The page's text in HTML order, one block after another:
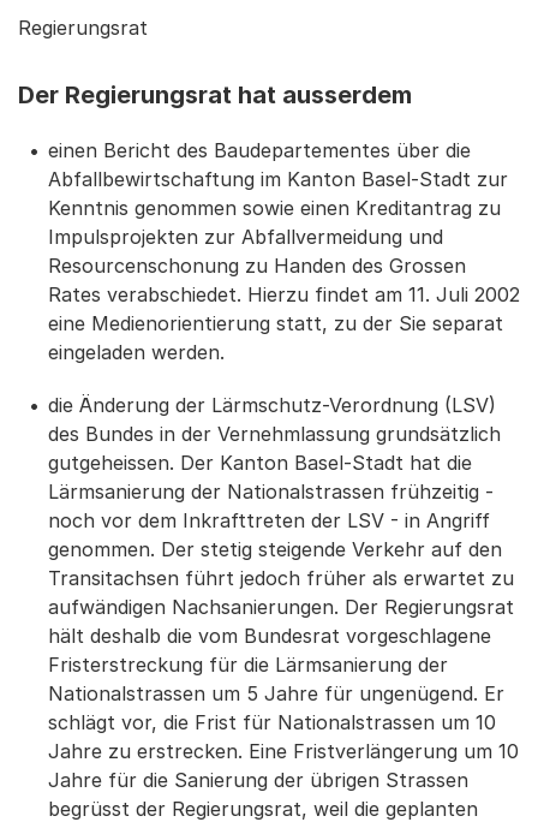
Regierungsrat
Der Regierungsrat hat ausserdem
einen Bericht des Baudepartementes über die
Abfallbewirtschaftung im Kanton Basel-Stadt zur
Kenntnis genommen sowie einen Kreditantrag zu
Impulsprojekten zur Abfallvermeidung und
Resourcenschonung zu Handen des Grossen
Rates verabschiedet. Hierzu findet am 11. Juli 2002
eine Medienorientierung statt, zu der Sie separat
eingeladen werden.
die Änderung der Lärmschutz-Verordnung (LSV)
des Bundes in der Vernehmlassung grundsätzlich
gutgeheissen. Der Kanton Basel-Stadt hat die
Lärmsanierung der Nationalstrassen frühzeitig -
noch vor dem Inkrafttreten der LSV - in Angriff
genommen. Der stetig steigende Verkehr auf den
Transitachsen führt jedoch früher als erwartet zu
aufwändigen Nachsanierungen. Der Regierungsrat
hält deshalb die vom Bundesrat vorgeschlagene
Fristerstreckung für die Lärmsanierung der
Nationalstrassen um 5 Jahre für ungenügend. Er
schlägt vor, die Frist für Nationalstrassen um 10
Jahre zu erstrecken. Eine Fristverlängerung um 10
Jahre für die Sanierung der übrigen Strassen
begrüsst der Regierungsrat, weil die geplanten